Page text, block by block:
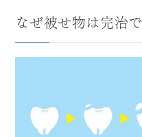
なぜ被せ物は完治